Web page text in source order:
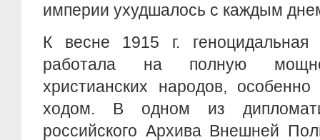
империи ухудшалось с каждым
К весне 1915 г.
работала на полную
христианских народов,
ходом. В одном из
российского Архива Внешней